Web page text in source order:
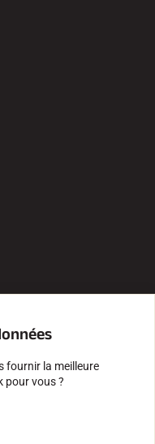
fournir la meilleure
pour vous ?